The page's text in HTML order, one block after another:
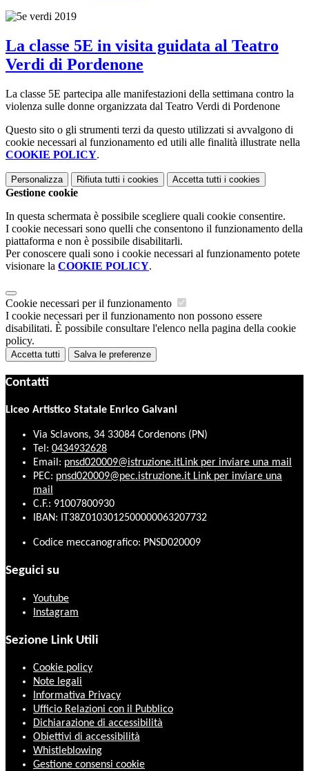
La classe 5E in visita guidata al Teatro
Verdi di Pordenone
La classe 5E partecipa alle manifestazioni della settimana contro la
violenza sulle donne organizzata dal Teatro Verdi di Pordenone
Questo sito o gli strumenti terzi da questo utilizzati si avvalgono di
cookie necessari al funzionamento ed utili alle finalità illustrate nella
COOKIE POLICY.
Personalizza Rifiuta tutti i cookies Accetta tutti i cookies
Gestione cookie
In questa schermata è possibile scegliere quali cookie consentire.
I cookie necessari sono quelli che consentono il funzionamento della
piattaforma e non è possibile disabilitarli.
Per conoscere quali sono i cookie necessari al funzionamento potete
visionare la COOKIE POLICY.
Cookie necessari per il funzionamento
I cookie necessari per il funzionamento non possono essere
disabilitati. È possibile consultare l'elenco nella pagina della cookie
policy.
Accetta tutti Salva le preferenze
Contatti
Liceo Artistico Statale Enrico Galvani
Via Sclavons, 34 33084 Cordenons (PN)
Tel: 0434932628
Email: pnsd020009@istruzione.itLink per inviare una mail
PEC: pnsd020009@pec.istruzione.it Link per inviare una
mail
C.F.: 91007800930
IBAN: IT38Z0103012500000063207732
Codice meccanografico: PNSD020009
Seguici su
Youtube
Instagram
Sezione Link Utili
Cookie policy
Note legali
Informativa Privacy
Ufficio Relazioni con il Pubblico
Dichiarazione di accessibilità
Obiettivi di accessibilità
Whistleblowing
Gestione consensi cookie